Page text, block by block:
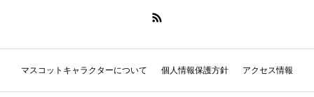
マスコットキャラクターについて 個人情報保護方針 アクセス情報